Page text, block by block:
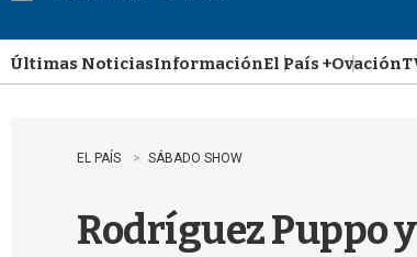
u
Últimas NoticiasInformaciónEl País +Ovación
EL PAÍS SÁBADO SHOW
Rodríguez Puppo